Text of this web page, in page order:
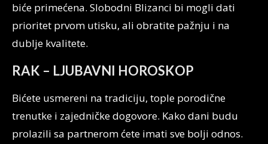
biće primećena. Slobodni Blizanci bi mogli dati
prioritet prvom utisku, ali obratite pažnju i na
dublje kvalitete.
RAK – LJUBAVNI HOROSKOP
Bićete usmereni na tradiciju, tople porodične
trenutke i zajedničke dogovore. Kako dani budu
prolazili sa partnerom ćete imati sve bolji odnos.